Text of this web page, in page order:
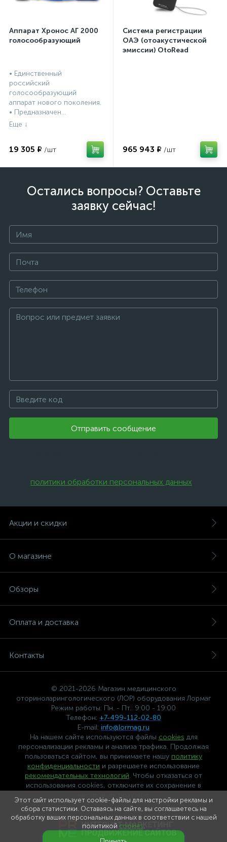
Аппарат Хронос АГ 2000
голосообразующий
• Единственный
российский
голосообразующий
аппарат нового поколения.
• Предназначен...
19 305 ₽
Система регистрации
ОАЭ (отоакустической
эмиссии) OtoRead
965 943 ₽
Остались вопросы? Оставьте
заявку сейчас!
Отправить сообщение
политики обработки персональных данных
Акции и скидки
О магазине
Обзоры
Оплата и доставка
Контакты
© 2021-2026 Магазин медицинского
оториноларингологического (ЛОР) оборудования Лормаг
Режим работы: Пн. - Пт.: 9:00 - 19:00
Телефон: +7-499-112-02-80
E-mail: info@lormag.ru
На нашем сайте используются файлы cookies для
персонализации рекламы и анализа трафика. Продолжая
пользоваться сайтом, вы принимаете нашу политику
конфиденциальности и разрешаете использование
рекомендательных технологий. Чтобы отказаться от
использования cookies, отключите их сохранение в
Этот сайт использует cookie-файлы для настройки рекламы и
сбора статистики. Оставаясь на сайте, вы соглашаетесь на
обработку ваших персональных данных в соответствии с нашей
политикой cookies.